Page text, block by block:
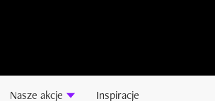
Nasze akcje Inspiracje